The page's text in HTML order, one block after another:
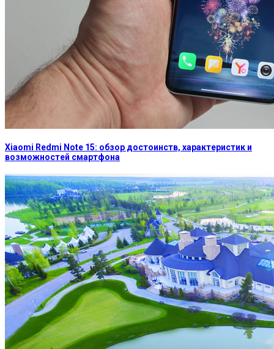
Xiaomi Redmi Note 15: обзор достоинств, характеристик и
возможностей смартфона